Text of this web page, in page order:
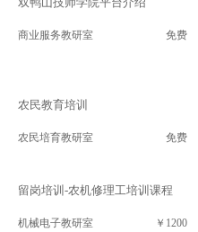
商业服务教研室 免费
农民教育培训
农民培育教研室 免费
留岗培训-农机修理工培训课程
机械电子教研室 ￥1200